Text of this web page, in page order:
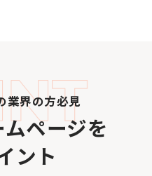
業界の方必見
ページを
ント